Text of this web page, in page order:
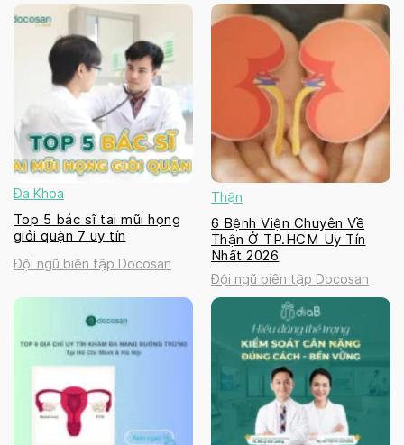
Đa Khoa
Top 5 bác sĩ tai mũi họng
giỏi quận 7 uy tín
Đội ngũ biên tập Docosan
Thận
6 Bệnh Viện Chuyên Về
Thận Ở TP.HCM Uy Tín
Nhất 2026
Đội ngũ biên tập Docosan